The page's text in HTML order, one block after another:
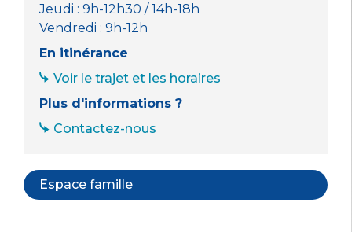
Jeudi : 9h-12h30 / 14h-18h
Vendredi : 9h-12h
En itinérance
Voir le trajet et les horaires
Plus d'informations ?
Contactez-nous
Espace famille